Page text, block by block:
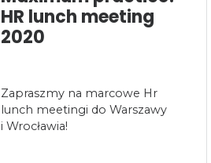
HR lunch meeting
2020
Zapraszmy na marcowe Hr
lunch meetingi do Warszawy
i Wrocławia!